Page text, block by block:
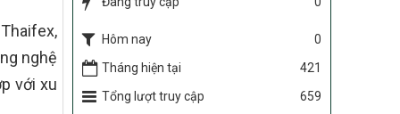
nghệ
với xu
Chương trình mục tiêu quốc gia xây dựng
phát triển kinh tế – xã hội vùng đồng bào
dân tộc thiểu số và miền núi giai đoạn
2026 – 2030 trên địa bàn tỉnh Nghệ An
Chỉ Thị số 22-CT/TU
Hôm nay
0
Tháng hiện tại
421
Tổng lượt truy cập
659